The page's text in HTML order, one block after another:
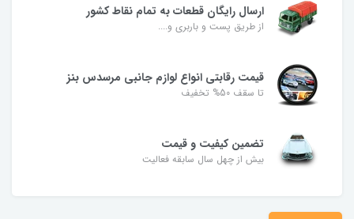
ارسال رایگان قطعات به تمام نقاط کشور
از طریق پست و باربری و....
قیمت رقابتی انواع لوازم جانبی مرسدس بنز
تا سقف 50% تخفیف
تضمین کیفیت و قیمت
بیش از چهل سال سابقه فعالیت